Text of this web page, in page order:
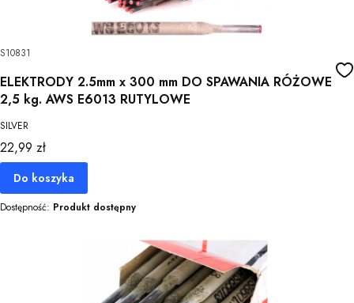
S10831
ELEKTRODY 2.5mm x 300 mm DO SPAWANIA RÓŻOWE
2,5 kg. AWS E6013 RUTYLOWE
SILVER
Cena
22,99 zł
Do koszyka
Dostępność: Produkt dostępny